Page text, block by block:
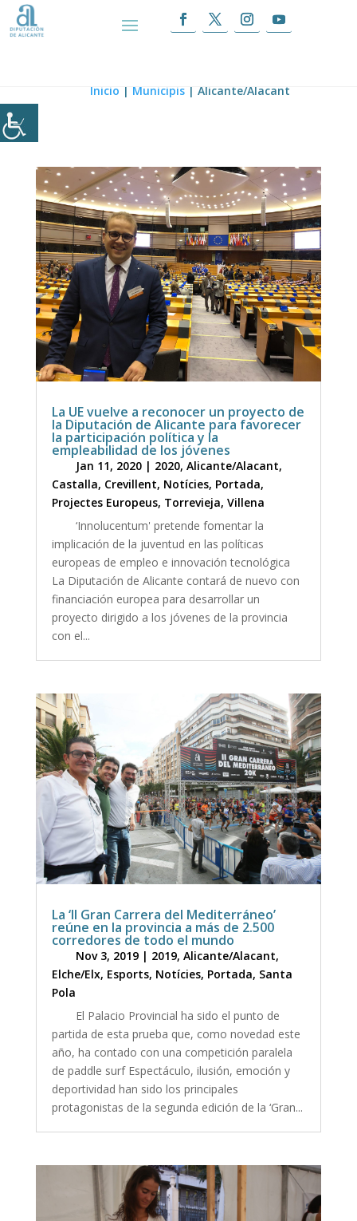
Inicio | Municipis |Alicante/Alacant
La UE vuelve a reconocer un proyecto de
la Diputación de Alicante para favorecer
la participación política y la
empleabilidad de los jóvenes
Jan 11, 2020| 2020, Alicante/Alacant,
Castalla, Crevillent, Notícies, Portada,
Projectes Europeus, Torrevieja, Villena
‘Innolucentum' pretende fomentar la
implicación de la juventud en las políticas
europeas de empleo e innovación tecnológica
La Diputación de Alicante contará de nuevo con
financiación europea para desarrollar un
proyecto dirigido a los jóvenes de la provincia
con el...
La ‘II Gran Carrera del Mediterráneo’
reúne en la provincia a más de 2.500
corredores de todo el mundo
Nov 3, 2019| 2019, Alicante/Alacant,
Elche/Elx, Esports, Notícies, Portada, Santa
Pola
El Palacio Provincial ha sido el punto de
partida de esta prueba que, como novedad este
año, ha contado con una competición paralela
de paddle surf Espectáculo, ilusión, emoción y
deportividad han sido los principales
protagonistas de la segunda edición de la ‘Gran...